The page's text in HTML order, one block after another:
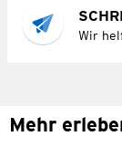
Wir
Mehr